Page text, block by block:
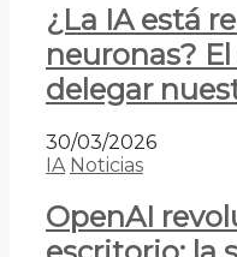
¿La IA está
neuronas?
delegar
30/03/2026
IA Noticias
OpenAI